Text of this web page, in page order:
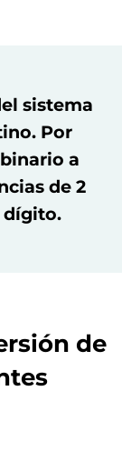
sistema
Por
a
de 2
dígito.
de